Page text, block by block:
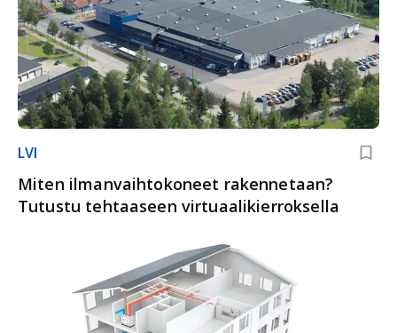
LVI
Miten ilmanvaihtokoneet rakennetaan?
Tutustu tehtaaseen virtuaalikierroksella